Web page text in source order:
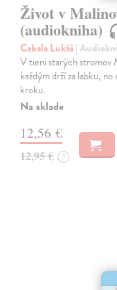
Život v
(audiokniha)
Cabala Lukáš|
V tieni starých stromov
každým drží za labku,
kroku.
Na sklade
12,56 €
12,95 € ?